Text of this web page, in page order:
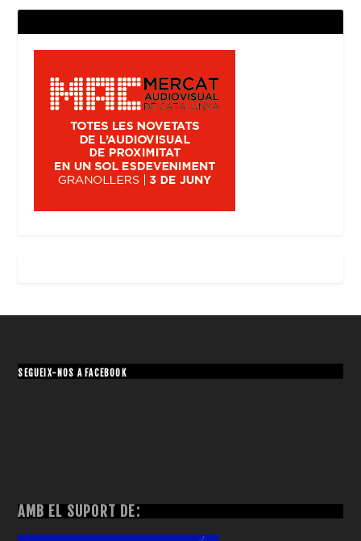
SEGUEIX-NOS A FACEBOOK
AMB EL SUPORT DE: